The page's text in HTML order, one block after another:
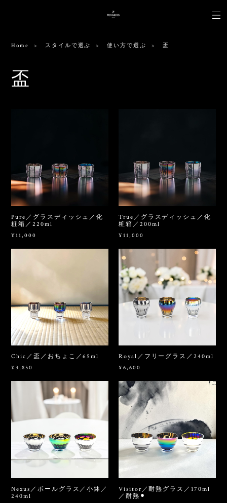
Home スタイルで選ぶ 使い方で選ぶ 盃
盃
Pure／グラスディッシュ／化
粧箱／220ml
¥11,000
True／グラスディッシュ／化
粧箱／200ml
¥11,000
Chic／盃／おちょこ／65ml
¥3,850
Royal／フリーグラス／240ml
¥6,600
Nexus／ボールグラス／小鉢／
240ml
Visitor／耐熱グラス／170ml
／耐熱⚫︎